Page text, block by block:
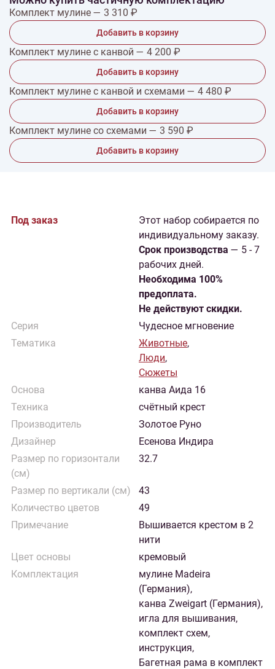
Комплект мулине — 3 310 ₽
Добавить в корзину
Комплект мулине с канвой — 4 200 ₽
Добавить в корзину
Комплект мулине с канвой и схемами — 4 480 ₽
Добавить в корзину
Комплект мулине со схемами — 3 590 ₽
Добавить в корзину
Под заказ
Этот набор собирается по
индивидуальному заказу.
Cрок производства — 5 - 7
рабочих дней.
Необходима 100%
предоплата.
Не действуют скидки.
Серия
Чудесное мгновение
Тематика
Животные,
Люди,
Сюжеты
Основа
канва Аида 16
Техника
счётный крест
Производитель
Золотое Руно
Дизайнер
Есенова Индира
Размер по горизонтали
(см)
32.7
Размер по вертикали (см)
43
Количество цветов
49
Примечание
Вышивается крестом в 2
нити
Цвет основы
кремовый
Комплектация
мулине Madeira
(Германия),
канва Zweigart (Германия),
игла для вышивания,
комплект схем,
инструкция,
Багетная рама в комплект